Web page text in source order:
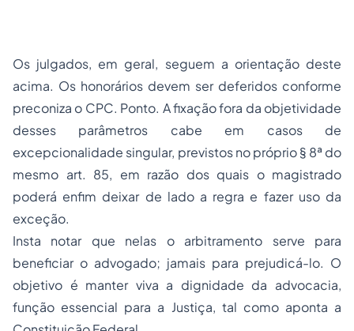
Os julgados, em geral, seguem a orientação deste
acima. Os honorários devem ser deferidos conforme
preconiza o CPC. Ponto. A fixação fora da objetividade
desses parâmetros cabe em casos de
excepcionalidade singular, previstos no próprio § 8ª do
mesmo art. 85, em razão dos quais o magistrado
poderá enfim deixar de lado a regra e fazer uso da
exceção.
Insta notar que nelas o arbitramento serve para
beneficiar o advogado; jamais para prejudicá-lo. O
objetivo é manter viva a dignidade da advocacia,
função essencial para a Justiça, tal como aponta a